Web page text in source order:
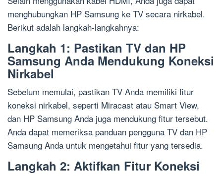
menghubungkan HP Samsung ke TV secara nirkabel.
Berikut adalah langkah-langkahnya:
Langkah 1: Pastikan TV dan HP
Samsung Anda Mendukung Koneksi
Nirkabel
Sebelum memulai, pastikan TV Anda memiliki fitur
koneksi nirkabel, seperti Miracast atau Smart View,
dan HP Samsung Anda juga mendukung fitur tersebut.
Anda dapat memeriksa panduan pengguna TV dan HP
Samsung Anda untuk mengetahui fitur yang tersedia.
Langkah 2: Aktifkan Fitur Koneksi